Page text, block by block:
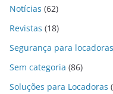
Notícias (62)
Revistas (18)
Segurança para locadoras
Sem categoria (86)
Soluções para Locadoras